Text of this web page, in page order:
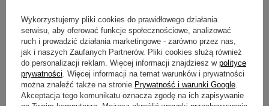
NOWOŚĆ
Gumy Water King Tryk tryk 4cm
| kolor 12 | 10szt.
NOWOŚĆ
Gumy Water King Tryk tryk
| kolor 30 | 10szt.
Wykorzystujemy pliki cookies do prawidłowego działania
serwisu, aby oferować funkcje społecznościowe, analizować
ruch i prowadzić działania marketingowe - zarówno przez nas,
jak i naszych Zaufanych Partnerów. Pliki cookies służą również
do personalizacji reklam. Więcej informacji znajdziesz w polityce
prywatności . Więcej informacji na temat warunków i prywatności
można znaleźć także na stronie Prywatność i warunki Google
Akceptacja tego komunikatu oznacza zgodę na ich zapisywanie